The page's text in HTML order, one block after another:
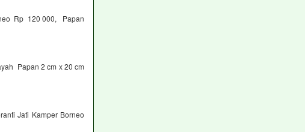
Rp 120 000, Papan
Papan 2 cm x 20 cm
Jati Kamper Borneo